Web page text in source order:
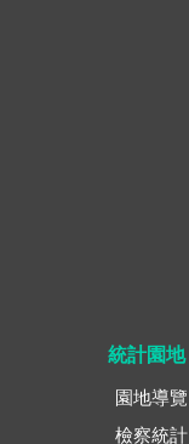
統計園地
園地導覽
檢察統計